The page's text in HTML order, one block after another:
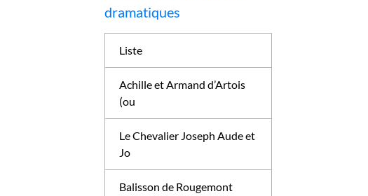
dramatiques
Liste
Achille et Armand d’Artois
(ou
Le Chevalier Joseph Aude et
Jo
Balisson de Rougemont